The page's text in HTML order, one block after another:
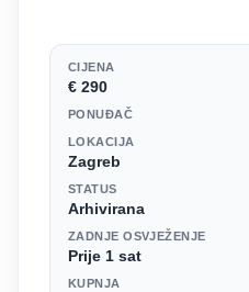
CIJENA
€ 290
PONUĐAČ
LOKACIJA
Zagreb
STATUS
Arhivirana
ZADNJE OSVJEŽENJE
Prije 1 sat
KUPNJA